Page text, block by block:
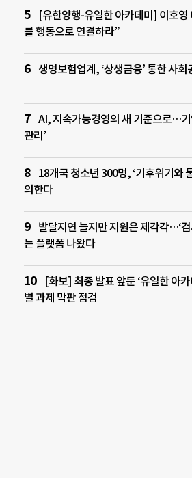
[유한양행-유일한 아카데미] 이호영
를 행동으로 연결하라”
생명보험업계, ‘상생금융’ 통한 사회
AI, 지속가능경영의 새 기준으로…기
관리’
18개국 청소년 300명, ‘기후위기와
의한다
발달지연 늘지만 지원은 제각각…‘검
는 플랫폼 나왔다
[화보] 최종 발표 앞둔 ‘유일한 아
별 과제 막판 점검